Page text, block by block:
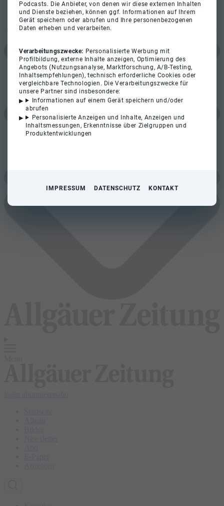
Podcasts. Die Anbieter, von denen wir diese externen Inhalten
und Dienste beziehen, können ggf. Informationen auf Ihrem
Gerät speichern oder abrufen und Ihre personenbezogenen
Daten erheben und verarbeiten.
Verarbeitungszwecke: Personalisierte Werbung mit
Profilbildung, externe Inhalte anzeigen, Optimierung des
Angebots (Nutzungsanalyse, Marktforschung, A/B-Testing,
Inhaltsempfehlungen), technisch erforderliche Cookies oder
vergleichbare Technologien. Die Verarbeitungszwecke für
unsere Partner sind insbesondere:
Informationen auf einem Gerät speichern und/oder
abrufen
Personalisierte Anzeigen und Inhalte, Anzeigen und
Inhaltsmessungen, Erkenntnisse über Zielgruppen und
Produktentwicklungen
IMPRESSUM DATENSCHUTZ KONTAKT